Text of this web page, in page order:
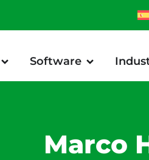
Software
Marco